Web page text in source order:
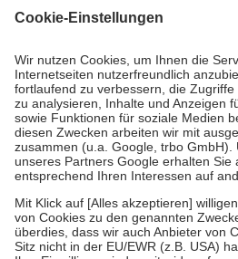
gesetzliche Krankenversicherung
Kosten dafür, der Versicherte trägt
Grundsätzlich leisten Mitglieder
Prozent des Abgabepreises,mindestens
höchstens zehn Euro.Es sind jedoch
Kosten der Leistung zu entrichten.
Diese Regeln gelten grundsätzlich
Bei Heilmitteln und häuslicher
Zuzahlung zehn Prozent der Kosten
Verordnung.
Um das Engagement der Versicherten
stärken und die besondere Stellung